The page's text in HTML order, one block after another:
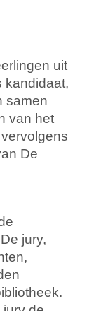
uit
kandidaat,
samen
van het
De
jury,